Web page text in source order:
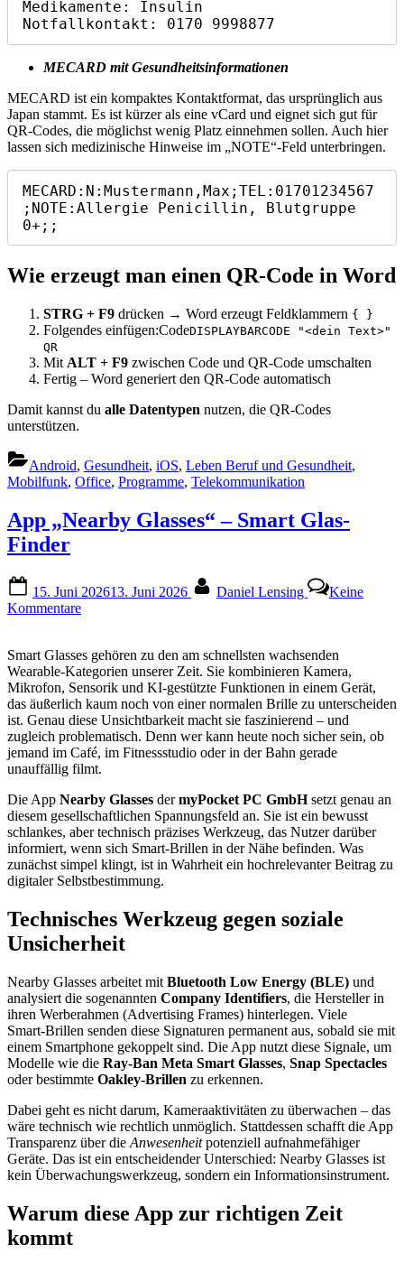
Medikamente: Insulin
Notfallkontakt: 0170 9998877
MECARD mit Gesundheitsinformationen
MECARD ist ein kompaktes Kontaktformat, das ursprünglich aus
Japan stammt. Es ist kürzer als eine vCard und eignet sich gut für
QR‑Codes, die möglichst wenig Platz einnehmen sollen. Auch hier
lassen sich medizinische Hinweise im „NOTE“-Feld unterbringen.
MECARD:N:Mustermann,Max;TEL:01701234567
;NOTE:Allergie Penicillin, Blutgruppe
0+;;
Wie erzeugt man einen QR‑Code in Word
STRG + F9 drücken → Word erzeugt Feldklammern { }
Folgendes einfügen:CodeDISPLAYBARCODE "<dein Text>"
QR
Mit ALT + F9 zwischen Code und QR‑Code umschalten
Fertig – Word generiert den QR‑Code automatisch
Damit kannst du alle Datentypen nutzen, die QR‑Codes
unterstützen.
Android, Gesundheit, iOS, Leben Beruf und Gesundheit,
Mobilfunk, Office, Programme, Telekommunikation
App „Nearby Glasses“ – Smart Glas-
Finder
on
15. Juni 202613. Juni 2026 Daniel Lensing
Keine
Kommentarezu
Glasses“
–
Smart
Glas-
Finder
Smart Glasses gehören zu den am schnellsten wachsenden
Wearable‑Kategorien unserer Zeit. Sie kombinieren Kamera,
Mikrofon, Sensorik und KI‑gestützte Funktionen in einem Gerät,
das äußerlich kaum noch von einer normalen Brille zu unterscheiden
ist. Genau diese Unsichtbarkeit macht sie faszinierend – und
zugleich problematisch. Denn wer kann heute noch sicher sein, ob
jemand im Café, im Fitnessstudio oder in der Bahn gerade
unauffällig filmt.
Die App Nearby Glasses dermyPocket PC GmbHsetzt genau an
diesem gesellschaftlichen Spannungsfeld an. Sie ist ein bewusst
schlankes, aber technisch präzises Werkzeug, das Nutzer darüber
informiert, wenn sich Smart‑Brillen in der Nähe befinden. Was
zunächst simpel klingt, ist in Wahrheit ein hochrelevanter Beitrag zu
digitaler Selbstbestimmung.
Technisches Werkzeug gegen soziale
Unsicherheit
Nearby Glasses arbeitet mit Bluetooth Low Energy (BLE) und
analysiert die sogenannten Company Identifiers, die Hersteller in
ihren Werberahmen (Advertising Frames) hinterlegen. Viele
Smart‑Brillen senden diese Signaturen permanent aus, sobald sie mit
einem Smartphone gekoppelt sind. Die App nutzt diese Signale, um
Modelle wie die Ray‑Ban Meta Smart Glasses, Snap Spectacles
oder bestimmte Oakley‑Brillen zu erkennen.
Dabei geht es nicht darum, Kameraaktivitäten zu überwachen – das
wäre technisch wie rechtlich unmöglich. Stattdessen schafft die App
Transparenz über die Anwesenheitpotenziell aufnahmefähiger
Geräte. Das ist ein entscheidender Unterschied: Nearby Glasses ist
kein Überwachungswerkzeug, sondern ein Informationsinstrument.
Warum diese App zur richtigen Zeit
kommt